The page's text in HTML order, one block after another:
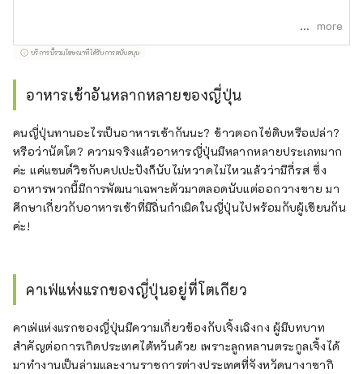
more
บริการนี้รวมโฆษณาที่ได้รับการสนับสนุน
อาหารเช้าอันหลากหลายของญี่ปุ่น
คนญี่ปุ่นทานอะไรเป็นอาหารเช้ากันนะ? ข้าวตอกไข่ดิบหรือเปล่า?
หรือว่านัตโต? ความจริงแล้วอาหารญี่ปุ่นมีหลากหลายประเภทมาก
ค่ะ แค่แซนด์วิชกับคปเปะปังก็นับไม่หวาดไม่ไหวแล้วว่ามีกี่รส ซึ่ง
อาหารพวกนี้มีการพัฒนาเฉพาะตัวมาตลอดนับแต่ออกวางขาย มา
ศึกษาเกี่ยวกับอาหารเช้าที่มีถิ่นกำเนิดในญี่ปุ่นไปพร้อมกับผู้เขียนกัน
ค่ะ!
คาเฟ่แห่งแรกของญี่ปุ่นอยู่ที่โตเกียว
คาเฟ่แห่งแรกของญี่ปุ่นมีความเกี่ยวข้องกับเจิ้งเฉิงกง ผู้มีบทบาท
สำคัญต่อการเกิดประเทศไต้หวันด้วย เพราะลูกหลานตระกูลเจิ้งได้
มาทำงานเป็นล่ามและงานราชการต่างประเทศที่จังหวัดนางาซากิ